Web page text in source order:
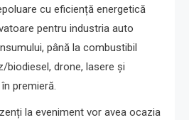
cu eficiență energetică
pentru industria auto
până la combustibil
biodiesel, drone, lasere și
premieră.
la eveniment vor avea ocazia